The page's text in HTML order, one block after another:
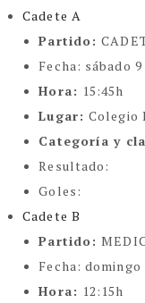
Cadete A
Partido:
Fecha: sábado
Hora: 15:45h
Lugar:Colegio
Categoría y
Resultado:
Goles:
Cadete B
Partido:
Fecha:domingo
Hora: 12:15h